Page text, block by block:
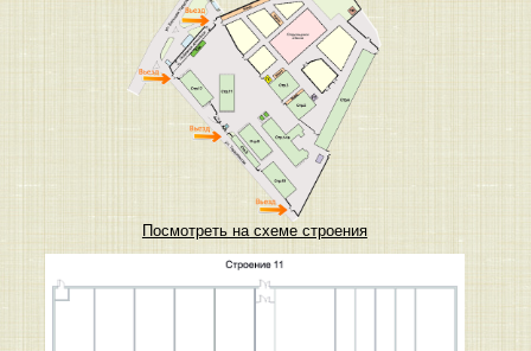
Посмотреть на схеме строения